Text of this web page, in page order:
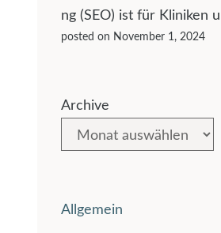
ng (SEO) ist für Kliniken
posted on November 1, 2024
Archive
Allgemein